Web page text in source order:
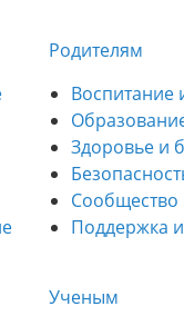
Родителям
Воспитание
Здоровье и
Сообщество
Поддержка
Ученым